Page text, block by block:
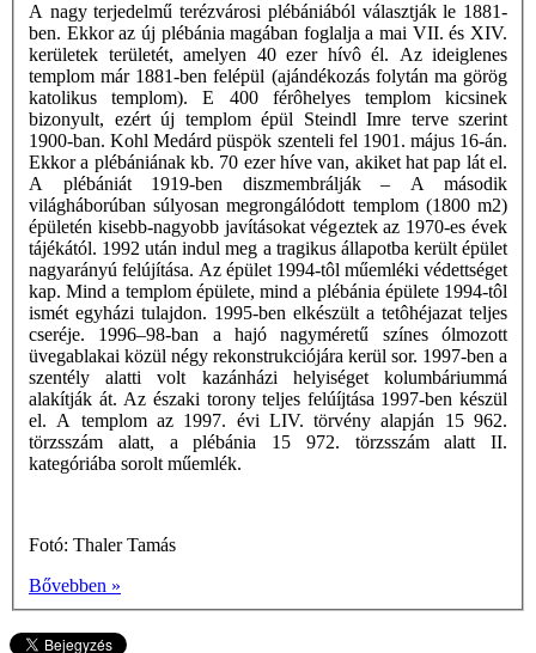
A nagy terjedelmű terézvárosi plébániából választják le 1881-
ben. Ekkor az új plébánia magában foglalja a mai VII. és XIV.
kerületek területét, amelyen 40 ezer hívô él. Az ideiglenes
templom már 1881-ben felépül (ajándékozás folytán ma görög
katolikus templom). E 400 férôhelyes templom kicsinek
bizonyult, ezért új templom épül Steindl Imre terve szerint
1900-ban. Kohl Medárd püspök szenteli fel 1901. május 16-án.
Ekkor a plébániának kb. 70 ezer híve van, akiket hat pap lát el.
A plébániát 1919-ben diszmembrálják – A második
világháborúban súlyosan megrongálódott templom (1800 m2)
épületén kisebb-nagyobb javításokat végeztek az 1970-es évek
tájékától. 1992 után indul meg a tragikus állapotba került épület
nagyarányú felújítása. Az épület 1994-tôl műemléki védettséget
kap. Mind a templom épülete, mind a plébánia épülete 1994-tôl
ismét egyházi tulajdon. 1995-ben elkészült a tetôhéjazat teljes
cseréje. 1996–98-ban a hajó nagyméretű színes ólmozott
üvegablakai közül négy rekonstrukciójára kerül sor. 1997-ben a
szentély alatti volt kazánházi helyiséget kolumbáriummá
alakítják át. Az északi torony teljes felúíjtása 1997-ben készül
el. A templom az 1997. évi LIV. törvény alapján 15 962.
törzsszám alatt, a plébánia 15 972. törzsszám alatt II.
kategóriába sorolt műemlék.
Fotó: Thaler Tamás
Bővebben »